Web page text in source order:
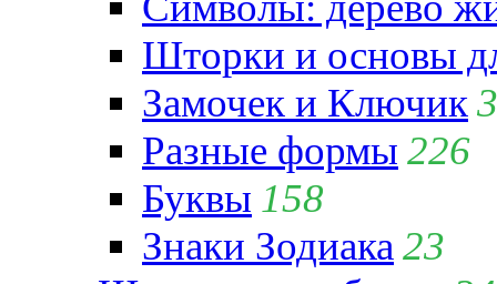
Шторки и основы
Замочек и Ключик
Разные формы 226
Буквы 158
Знаки Зодиака 23